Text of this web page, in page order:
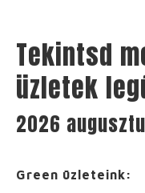
Tekintsd
üzletek
2026
Green üzleteink: